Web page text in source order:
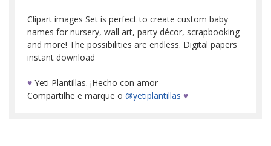
Clipart images Set is perfect to create custom baby
names for nursery, wall art, party décor, scrapbooking
and more! The possibilities are endless. Digital papers
instant download
♥ Yeti Plantillas. ¡Hecho con amor
Compartilhe e marque o @yetiplantillas ♥